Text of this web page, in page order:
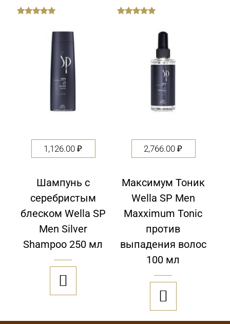
1,126.00 ₽
Шампунь с
серебристым
блеском Wella SP
Men Silver
Shampoo 250 мл

2,766.00 ₽
Максимум Тоник
Wella SP Men
Maxximum Tonic
против
выпадения волос
100 мл
